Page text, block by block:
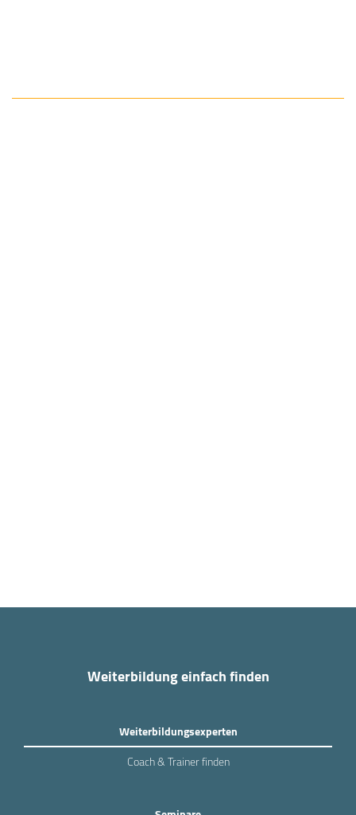
Weiterbildung einfach finden
Weiterbildungsexperten
Coach & Trainer finden